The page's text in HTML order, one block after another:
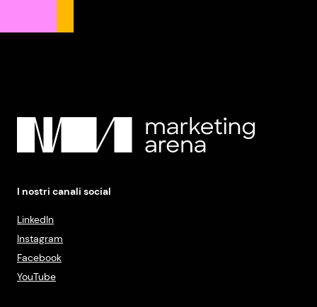
I nostri canali social
LinkedIn
Instagram
Facebook
YouTube